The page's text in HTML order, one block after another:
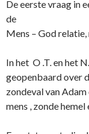
De eerste vraag in
de
Mens – God
In het O .T. en het
geopenbaard over
zondeval van Adam
mens , zonde hemel